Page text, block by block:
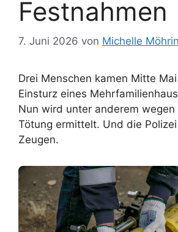
Festnahmen
7. Juni 2026 von Michelle
Drei Menschen kamen Mitte
Einsturz eines
Nun wird unter anderem
Tötung ermittelt. Und die
Zeugen.